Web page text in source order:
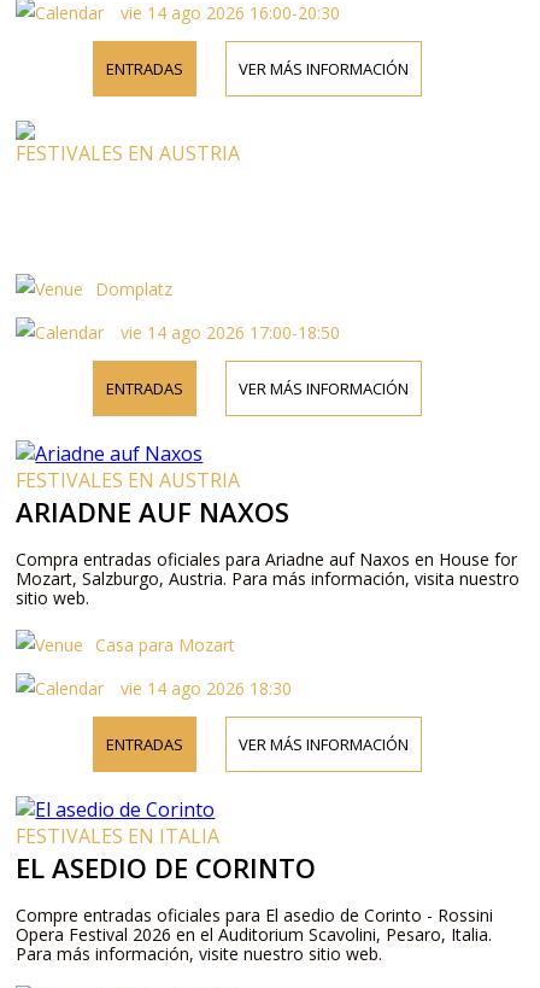
vie 14 ago 2026 16:00-20:30
ENTRADAS VER MÁS INFORMACIÓN
FESTIVALES EN AUSTRIA
Domplatz
vie 14 ago 2026 17:00-18:50
ENTRADAS VER MÁS INFORMACIÓN
FESTIVALES EN AUSTRIA
ARIADNE AUF NAXOS
Compra entradas oficiales para Ariadne auf Naxos en House for
Mozart, Salzburgo, Austria. Para más información, visita nuestro
sitio web.
Casa para Mozart
vie 14 ago 2026 18:30
ENTRADAS VER MÁS INFORMACIÓN
FESTIVALES EN ITALIA
EL ASEDIO DE CORINTO
Compre entradas oficiales para El asedio de Corinto - Rossini
Opera Festival 2026 en el Auditorium Scavolini, Pesaro, Italia.
Para más información, visite nuestro sitio web.